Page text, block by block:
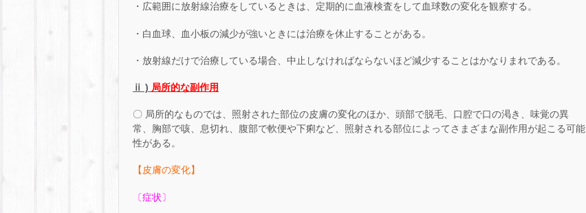
・広範囲に放射線治療をしているときは、定期的に血液検査をして血球数の変化を観察する。
・白血球、血小板の減少が強いときには治療を休止することがある。
・放射線だけで治療している場合、中止しなければならないほど減少することはかなりまれである。
ⅱ ) 局所的な副作用
〇 局所的なものでは、照射された部位の皮膚の変化のほか、頭部で脱毛、口腔で口の渇き、味覚の異
常、胸部で咳、息切れ、腹部で軟便や下痢など、照射される部位によってさまざまな副作用が起こる可能
性がある。
【皮膚の変化】
〔症状〕